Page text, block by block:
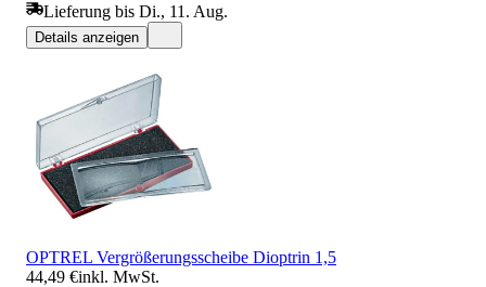
Lieferung bis Di., 11. Aug.
Details anzeigen
OPTREL Vergrößerungsscheibe Dioptrin 1,5
44,49 €inkl. MwSt.